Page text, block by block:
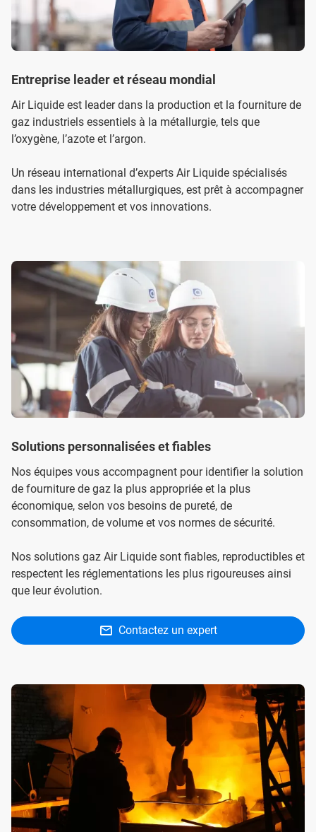
Entreprise leader et réseau mondial
Air Liquide est leader dans la production et la fourniture de
gaz industriels essentiels à la métallurgie, tels que
l’oxygène, l’azote et l’argon.
Un réseau international d’experts Air Liquide spécialisés
dans les industries métallurgiques, est prêt à accompagner
votre développement et vos innovations.
Solutions personnalisées et fiables
Nos équipes vous accompagnent pour identifier la solution
de fourniture de gaz la plus appropriée et la plus
économique, selon vos besoins de pureté, de
consommation, de volume et vos normes de sécurité.
Nos solutions gaz Air Liquide sont fiables, reproductibles et
respectent les réglementations les plus rigoureuses ainsi
que leur évolution.
Contactez un expert